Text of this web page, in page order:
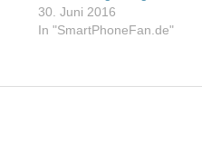
30. Juni 2016
In "SmartPhoneFan.de"